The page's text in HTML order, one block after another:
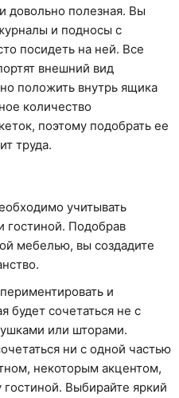
довольно полезная. Вы
и подносы с
посидеть на ней. Все
внешний вид
положить внутрь ящика
количество
поэтому подобрать ее
труда.
учитывать
гостиной. Подобрав
мебелью, вы создадите
и
будет сочетаться не с
или шторами.
ни с одной частью
некоторым акцентом,
Выбирайте яркий